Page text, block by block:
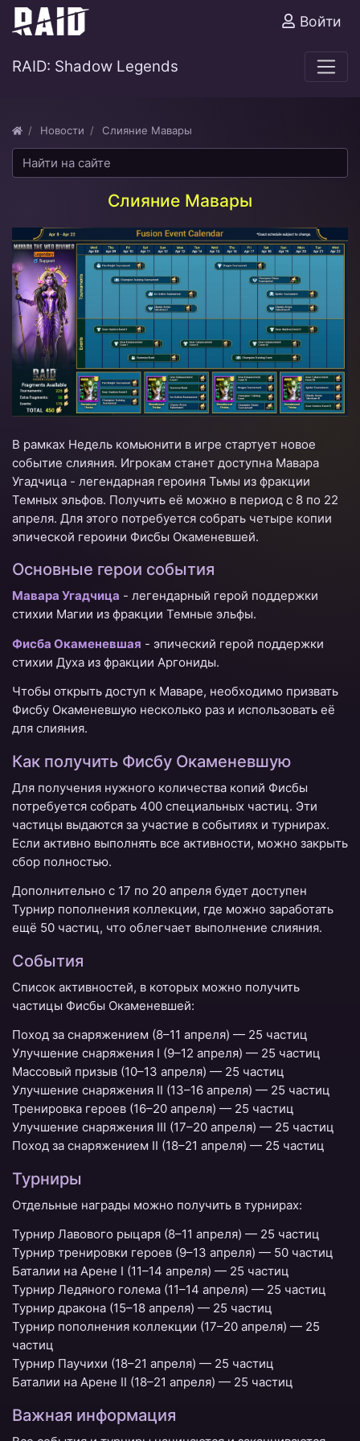
Войти
RAID: Shadow Legends
Новости Слияние Мавары
Слияние Мавары
В рамках Недель комьюнити в игре стартует новое
событие слияния. Игрокам станет доступна Мавара
Угадчица - легендарная героиня Тьмы из фракции
Темных эльфов. Получить её можно в период с 8 по 22
апреля. Для этого потребуется собрать четыре копии
эпической героини Фисбы Окаменевшей.
Основные герои события
Мавара Угадчица - легендарный герой поддержки
стихии Магии из фракции Темные эльфы.
Фисба Окаменевшая - эпический герой поддержки
стихии Духа из фракции Аргониды.
Чтобы открыть доступ к Маваре, необходимо призвать
Фисбу Окаменевшую несколько раз и использовать её
для слияния.
Как получить Фисбу Окаменевшую
Для получения нужного количества копий Фисбы
потребуется собрать 400 специальных частиц. Эти
частицы выдаются за участие в событиях и турнирах.
Если активно выполнять все активности, можно закрыть
сбор полностью.
Дополнительно с 17 по 20 апреля будет доступен
Турнир пополнения коллекции, где можно заработать
ещё 50 частиц, что облегчает выполнение слияния.
События
Список активностей, в которых можно получить
частицы Фисбы Окаменевшей:
Поход за снаряжением (8–11 апреля) — 25 частиц
Улучшение снаряжения I (9–12 апреля) — 25 частиц
Массовый призыв (10–13 апреля) — 25 частиц
Улучшение снаряжения II (13–16 апреля) — 25 частиц
Тренировка героев (16–20 апреля) — 25 частиц
Улучшение снаряжения III (17–20 апреля) — 25 частиц
Поход за снаряжением II (18–21 апреля) — 25 частиц
Турниры
Отдельные награды можно получить в турнирах:
Турнир Лавового рыцаря (8–11 апреля) — 25 частиц
Турнир тренировки героев (9–13 апреля) — 50 частиц
Баталии на Арене I (11–14 апреля) — 25 частиц
Турнир Ледяного голема (11–14 апреля) — 25 частиц
Турнир дракона (15–18 апреля) — 25 частиц
Турнир пополнения коллекции (17–20 апреля) — 25
частиц
Турнир Паучихи (18–21 апреля) — 25 частиц
Баталии на Арене II (18–21 апреля) — 25 частиц
Важная информация